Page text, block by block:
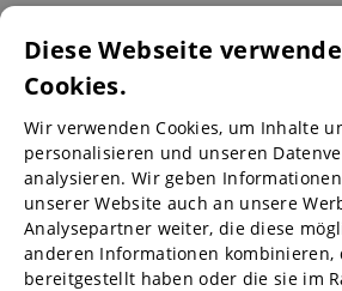
Reichweite von
B2B-Marktplätze
Visable Media Services
Diese Webseite
Cookies.
Wir verwenden Cookies, um Inhalte
personalisieren und unseren
analysieren. Wir geben
unserer Website auch an unsere
Analysepartner weiter, die diese
anderen Informationen kombinieren,
bereitgestellt haben oder die sie im